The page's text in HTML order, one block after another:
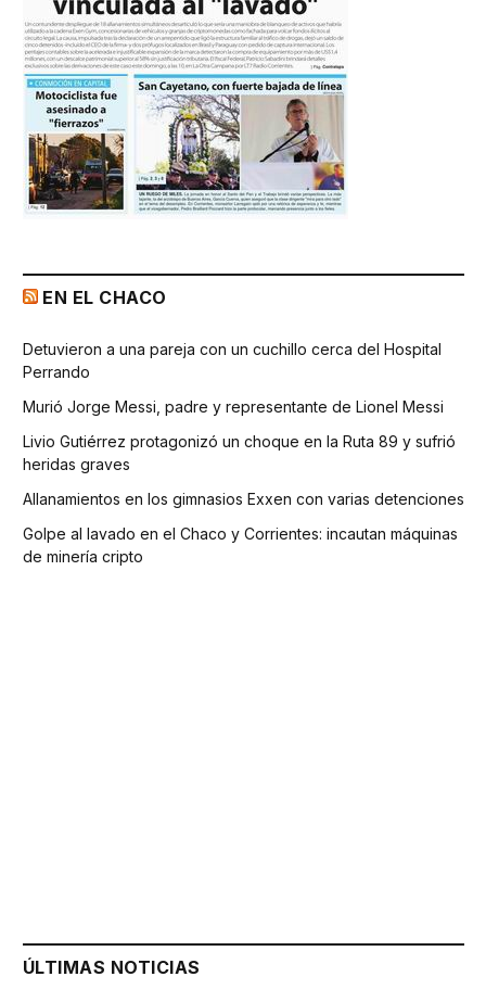
EN EL CHACO
Detuvieron a una pareja con un cuchillo cerca del Hospital
Perrando
Murió Jorge Messi, padre y representante de Lionel Messi
Livio Gutiérrez protagonizó un choque en la Ruta 89 y sufrió
heridas graves
Allanamientos en los gimnasios Exxen con varias detenciones
Golpe al lavado en el Chaco y Corrientes: incautan máquinas
de minería cripto
ÚLTIMAS NOTICIAS